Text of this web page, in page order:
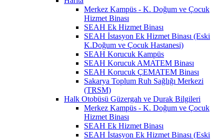
Merkez Kampüs - K. Doğum ve Çocuk
Hizmet Binası
SEAH Ek Hizmet Binası
SEAH İstasyon Ek Hizmet Binası (Eski
K.Doğum ve Çocuk Hastanesi)
SEAH Korucuk Kampüs
SEAH Korucuk AMATEM Binası
SEAH Korucuk ÇEMATEM Binası
Sakarya Toplum Ruh Sağlığı Merkezi
(TRSM)
Halk Otobüsü Güzergah ve Durak Bilgileri
Merkez Kampüs - K. Doğum ve Çocuk
Hizmet Binası
SEAH Ek Hizmet Binası
SEAH İstasyon Ek Hizmet Binası (Eski